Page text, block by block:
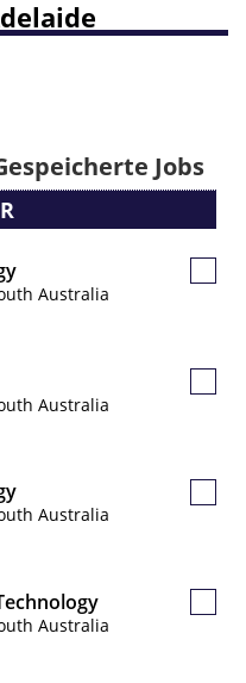
Jobs
Australia
Australia
Australia
Australia